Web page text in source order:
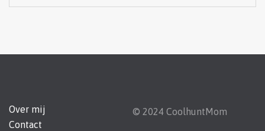
Over mij
Contact
© 2024 CoolhuntMom